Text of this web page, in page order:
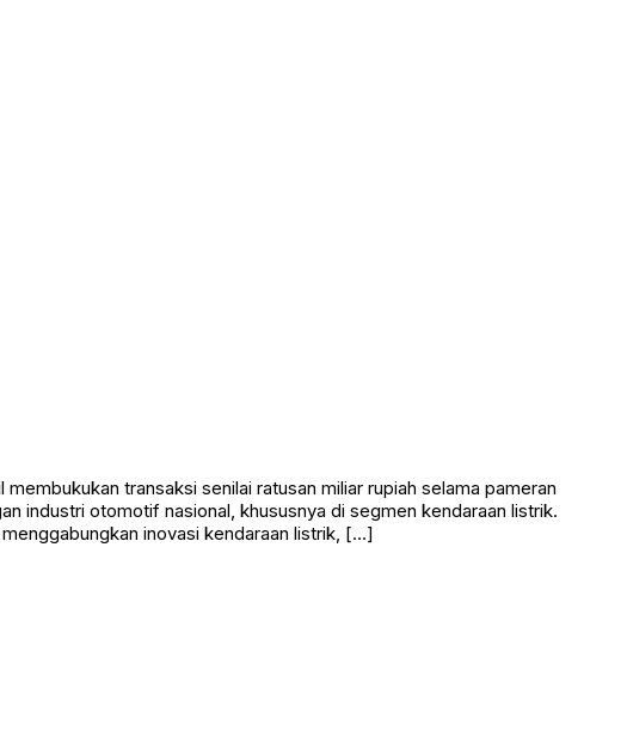
transaksi senilai ratusan miliar rupiah selama pameran
industri otomotif nasional, khususnya di segmen kendaraan listrik.
inovasi kendaraan listrik, […]